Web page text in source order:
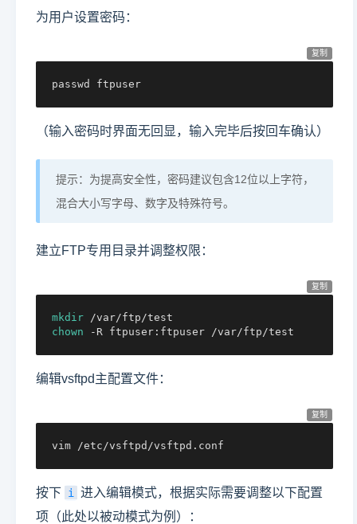
为用户设置密码：
复制
passwd ftpuser
（输入密码时界面无回显，输入完毕后按回车确认）
提示：为提高安全性，密码建议包含12位以上字符，
混合大小写字母、数字及特殊符号。
建立FTP专用目录并调整权限：
复制
mkdir
chown -R ftpuser:ftpuser /var/ftp/test
编辑vsftpd主配置文件：
复制
vim /etc/vsftpd/vsftpd.conf
按下 i
进入编辑模式，根据实际需要调整以下配置
项（此处以被动模式为例）：